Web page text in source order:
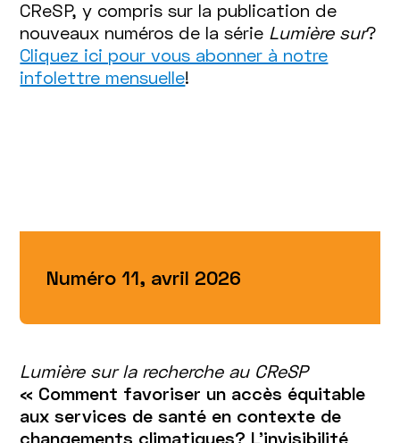
CReSP, y compris sur la publication de
nouveaux numéros de la série Lumière sur?
Cliquez ici pour vous abonner à notre
infolettre mensuelle!
Numéro 11, avril 2026
Lumière sur la recherche au CReSP
« Comment favoriser un accès équitable
aux services de santé en contexte de
changements climatiques? L'invisibilité